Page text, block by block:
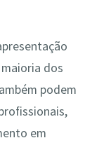
dos
podem
em